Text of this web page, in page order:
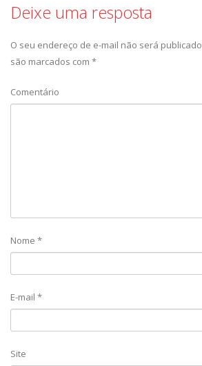
Deixe uma resposta
O seu endereço de e-mail não será
são marcados com *
Comentário
Nome *
E-mail *
Site